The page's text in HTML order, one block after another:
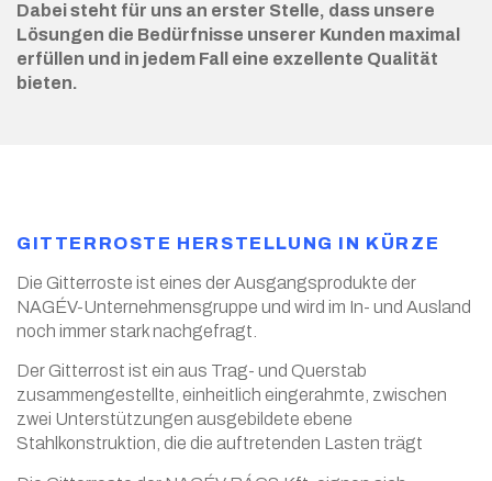
Dabei steht für uns an erster Stelle, dass unsere
Lösungen die Bedürfnisse unserer Kunden maximal
erfüllen und in jedem Fall eine exzellente Qualität
bieten.
GITTERROSTE HERSTELLUNG IN KÜRZE
Die Gitterroste ist eines der Ausgangsprodukte der
NAGÉV-Unternehmensgruppe und wird im In- und Ausland
noch immer stark nachgefragt.
Der Gitterrost ist ein aus Trag- und Querstab
zusammengestellte, einheitlich eingerahmte, zwischen
zwei Unterstützungen ausgebildete ebene
Stahlkonstruktion, die die auftretenden Lasten trägt